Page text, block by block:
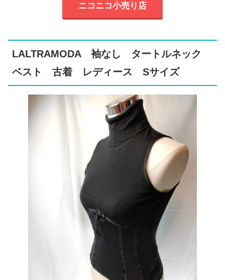
ニコニコ小売り店
LALTRAMODA 袖なし タートルネック
ベスト 古着 レディース Sサイズ